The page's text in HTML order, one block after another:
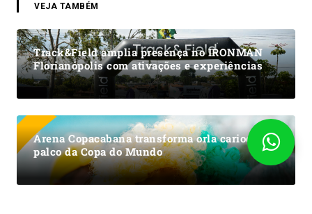
VEJA TAMBÉM
Track&Field amplia presença no IRONMAN
Florianópolis com ativações e experiências
Arena Copacabana transforma orla carioca em
palco da Copa do Mundo